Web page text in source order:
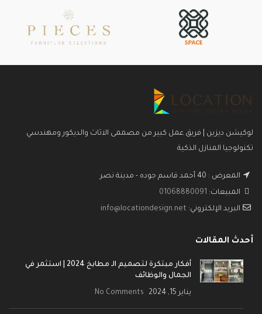
لوكيشن ديزين | فريق عمل كبير من مصممى الاثاث والديكور ومهندسي
تكنولوجيا المنازل الذكية
المعرض : 40 أحمد قاسم جوده - مدينة نصر
المبيعات: 01068880091
البريد الإلكتروني: info@locationdesign.net
أحدث المقالات
أفكار مبتكرة لتصميم الـ مطابخ 2024 | استثمر في
الجمال والوظائف
يناير 15, 2024 No Comments